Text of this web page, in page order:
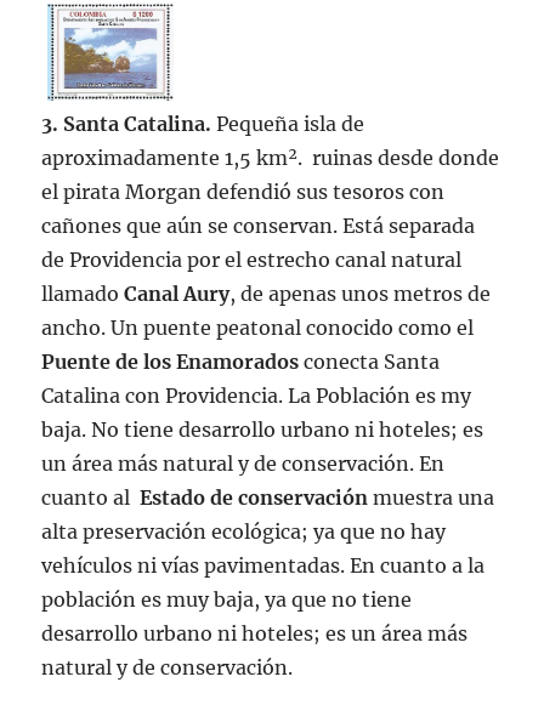
3. Santa Catalina.Pequeña isla de
aproximadamente 1,5 km². ruinas desde donde
el pirata Morgan defendió sus tesoros con
cañones que aún se conservan. Está separada
de Providencia por el estrecho canal natural
llamadoCanal Aury, de apenas unos metros de
ancho. Un puente peatonal conocido como el
Puente de los Enamorados conecta Santa
Catalina con Providencia. La Población es my
baja. No tiene desarrollo urbano ni hoteles; es
un área más natural y de conservación. En
cuanto alEstado de conservación muestra una
alta preservación ecológica; ya que no hay
vehículos ni vías pavimentadas. En cuanto a la
población es muy baja, ya que no tiene
desarrollo urbano ni hoteles; es un área más
natural y de conservación.